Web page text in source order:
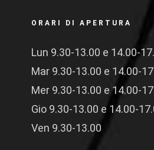
ORARI DI APERTURA
Lun 9.30-13.00 e 14.00-
Mar 9.30-13.00 e 14.00-
Mer 9.30-13.00 e 14.00-
Gio 9.30-13.00 e 14.00-
Ven 9.30-13.00